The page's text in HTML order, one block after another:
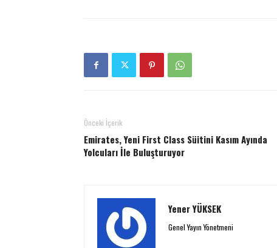
Önceki İçerik
Emirates, Yeni First Class Süitini Kasım Ayında
Yolcuları İle Buluşturuyor
Yener YÜKSEK
Genel Yayın Yönetmeni